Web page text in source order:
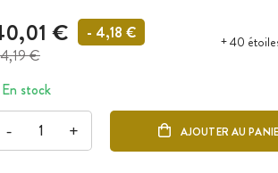
€
€
- 4,18 € + 40
En stock
- + AJOUTER AU